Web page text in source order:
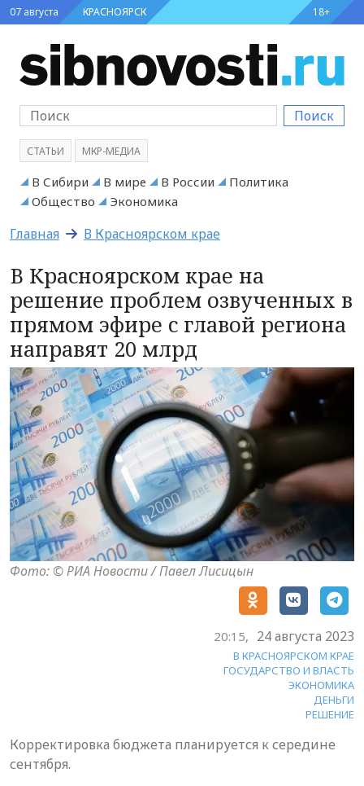
07 августа КРАСНОЯРСК 18+
Поиск
СТАТЬИ МКР-МЕДИА
В Сибири В мире В России
Политика
Общество
Экономика
Главная В Красноярском крае
В Красноярском крае на
решение проблем озвученных в
прямом эфире с главой региона
направят 20 млрд
Фото: © РИА Новости / Павел Лисицын
20:15, 24 августа 2023
В КРАСНОЯРСКОМ КРАЕ
ГОСУДАРСТВО И ВЛАСТЬ
ЭКОНОМИКА
ДЕНЬГИ
РЕШЕНИЕ
Корректировка бюджета планируется к середине
сентября.